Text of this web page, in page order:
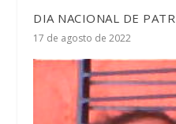
DIA NACIONAL DE
17 de agosto de 2022